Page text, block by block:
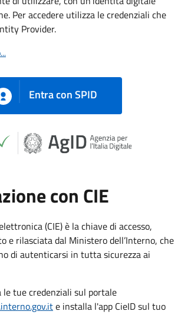
Per accedere utilizza le credenziali che
Provider.
Entra con SPID
con CIE
(CIE) è la chiave di accesso,
e rilasciata dal Ministero dell’Interno, che
di autenticarsi in tutta sicurezza ai
le tue credenziali sul portale
e installa l'app CieID sul tuo